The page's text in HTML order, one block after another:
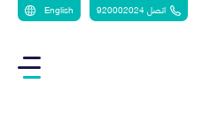
اتصل 920002024 English